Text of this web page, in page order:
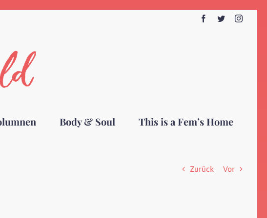
Facebook
Twitter
Body & Soul This is a Fem’s Home
Zurück Vor